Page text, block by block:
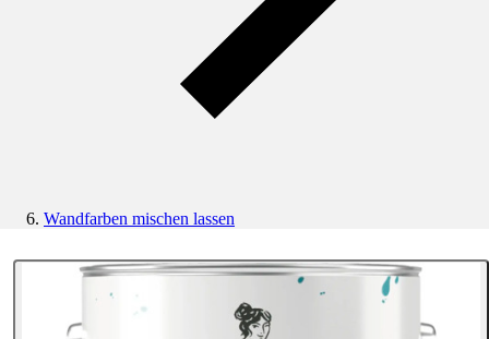
Wandfarben mischen lassen